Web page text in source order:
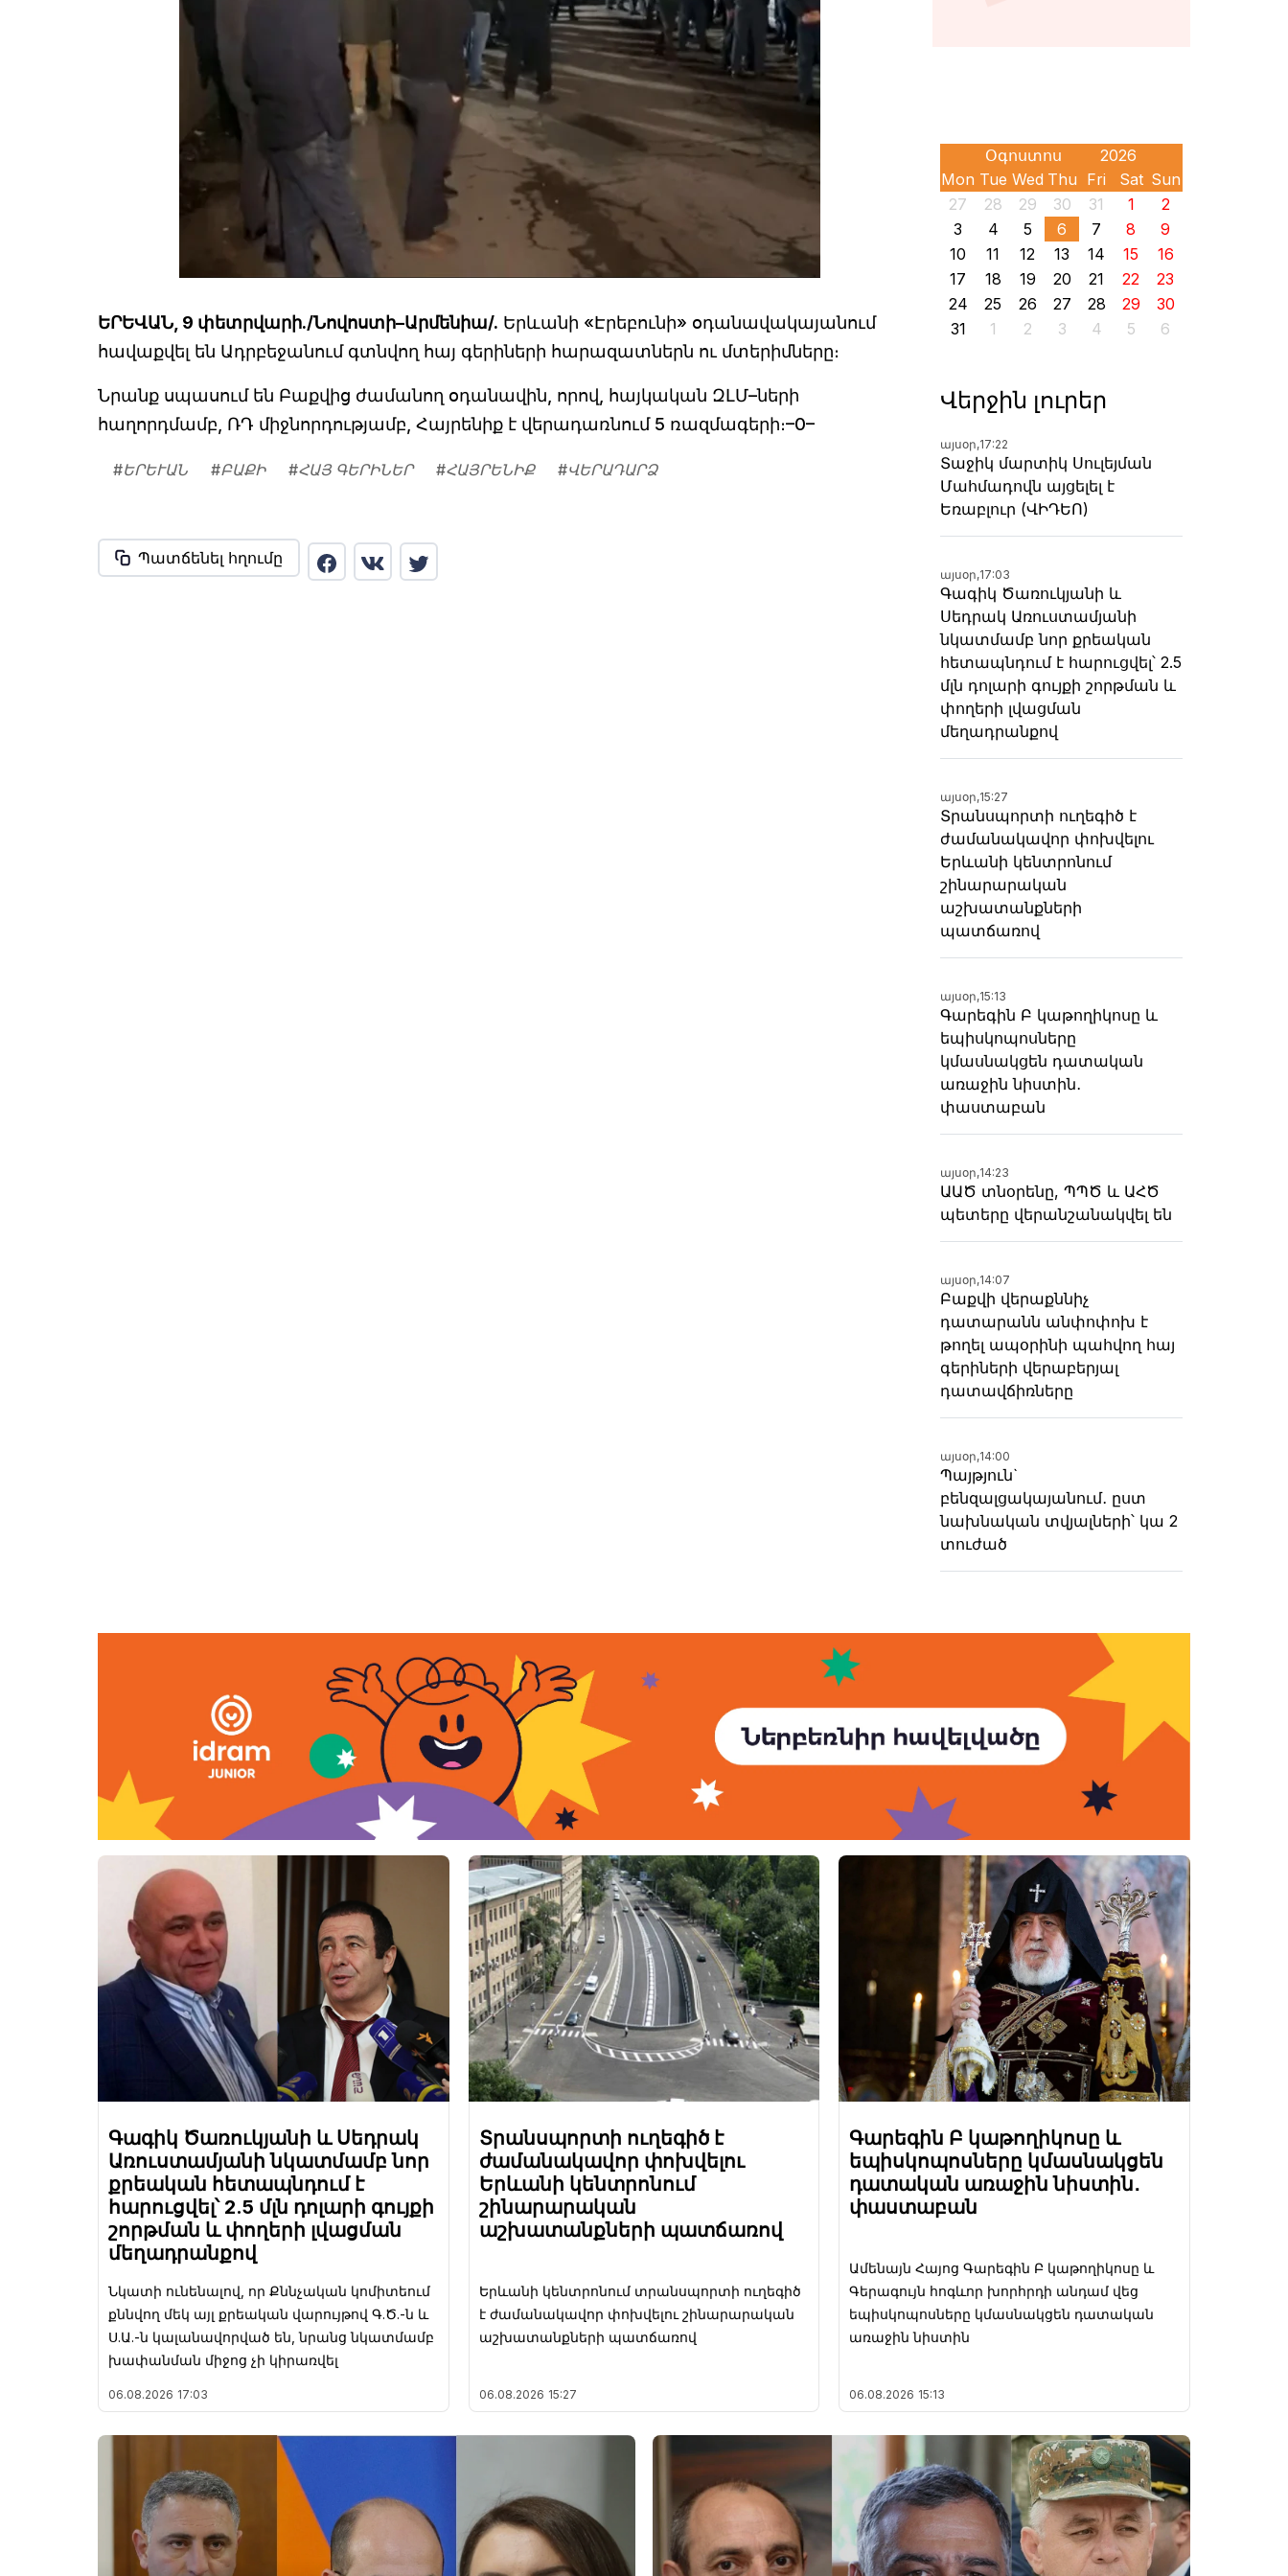
ԵՐԵՎԱՆ, 9 փետրվարի./Նովոստի–Արմենիա/. Երևանի «Էրեբունի» օդանավակայանում
հավաքվել են Ադրբեջանում գտնվող հայ գերիների հարազատներն ու մտերիմները։
Նրանք սպասում են Բաքվից ժամանող օդանավին, որով, հայկական ԶԼՄ–ների
հաղորդմամբ, ՌԴ միջնորդությամբ, Հայրենիք է վերադառնում 5 ռազմագերի։–0–
#ԵՐԵՒԱՆ #ԲԱՔԻ #ՀԱՅ ԳԵՐԻՆԵՐ #ՀԱՅՐԵՆԻՔ #ՎԵՐԱԴԱՐՁ
Պատճենել հղումը
Mon Tue Wed Thu Fri Sat Sun
27
28 29 30 31 1
2
3
4 5 6 7 8
9
10
11 12 13 14 15
16
17
18 19 20 21 22
23
24
25 26 27 28 29
30
31
1 2 3 4 5 6
Վերջին լուրեր
այսօր,17:22
Տաջիկ մարտիկ Սուլեյման
Մահմադովն այցելել է
Եռաբլուր (ՎԻԴԵՈ)
այսօր,17:03
Գագիկ Ծառուկյանի և
Սեդրակ Առուստամյանի
նկատմամբ նոր քրեական
հետապնդում է հարուցվել՝ 2.5
մլն դոլարի գույքի շորթման և
փողերի լվացման
մեղադրանքով
այսօր,15:27
Տրանսպորտի ուղեգիծ է
ժամանակավոր փոխվելու
Երևանի կենտրոնում
շինարարական
աշխատանքների
պատճառով
այսօր,15:13
Գարեգին Բ կաթողիկոսը և
եպիսկոպոսները
կմասնակցեն դատական
առաջին նիստին․
փաստաբան
այսօր,14:23
ԱԱԾ տնօրենը, ՊՊԾ և ԱՀԾ
պետերը վերանշանակվել են
այսօր,14:07
Բաքվի վերաքննիչ
դատարանն անփոփոխ է
թողել ապօրինի պահվող հայ
գերիների վերաբերյալ
դատավճիռները
այսօր,14:00
Պայթյուն`
բենզալցակայանում․ ըստ
նախնական տվյալների՝ կա 2
տուժած
Գագիկ Ծառուկյանի և Սեդրակ
Առուստամյանի նկատմամբ նոր
քրեական հետապնդում է
հարուցվել՝ 2.5 մլն դոլարի գույքի
շորթման և փողերի լվացման
մեղադրանքով
Նկատի ունենալով, որ Քննչական կոմիտեում
քննվող մեկ այլ քրեական վարույթով Գ.Ծ.-ն և
Ս.Ա.-ն կալանավորված են, նրանց նկատմամբ
խափանման միջոց չի կիրառվել
06.08.2026 17:03
Տրանսպորտի ուղեգիծ է
ժամանակավոր փոխվելու
Երևանի կենտրոնում
շինարարական
աշխատանքների պատճառով
Երևանի կենտրոնում տրանսպորտի ուղեգիծ
է ժամանակավոր փոխվելու շինարարական
աշխատանքների պատճառով
06.08.2026 15:27
Գարեգին Բ կաթողիկոսը և
եպիսկոպոսները կմասնակցեն
դատական առաջին նիստին․
փաստաբան
Ամենայն Հայոց Գարեգին Բ կաթողիկոսը և
Գերագույն հոգևոր խորհրդի անդամ վեց
եպիսկոպոսները կմասնակցեն դատական
առաջին նիստին
06.08.2026 15:13